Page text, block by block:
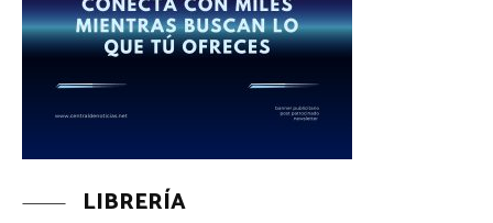
LIBRERÍA